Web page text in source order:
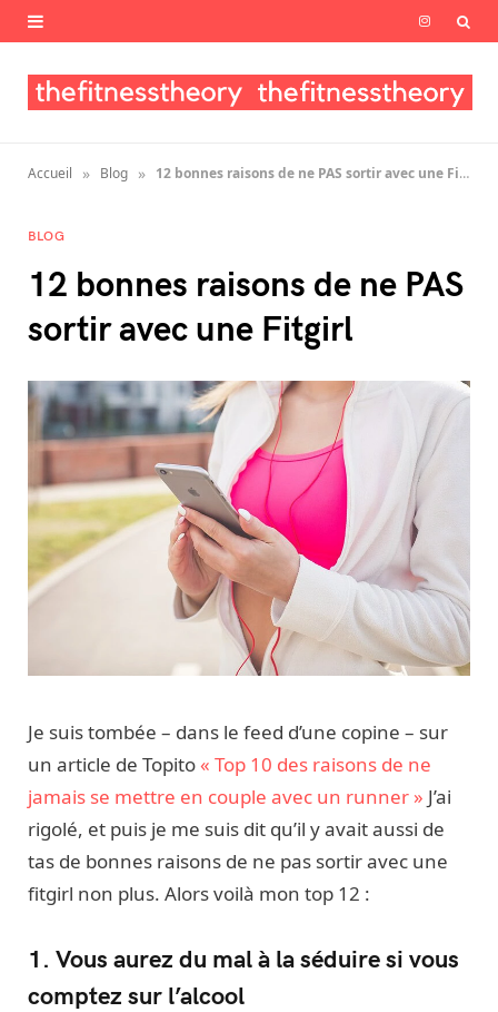
I
s
r
Accueil » Blog » 12 bonnes raisons de ne PAS sortir avec une Fitgirl
BLOG
12 bonnes raisons de ne PAS
sortir avec une Fitgirl
Je suis tombée – dans le feed d’une copine – sur
un article de Topito« Top 10 des raisons de ne
jamais se mettre en couple avec un runner » J’ai
rigolé, et puis je me suis dit qu’il y avait aussi de
tas de bonnes raisons de ne pas sortir avec une
fitgirl non plus. Alors voilà mon top 12 :
1. Vous aurez du mal à la séduire si vous
comptez sur l’alcool